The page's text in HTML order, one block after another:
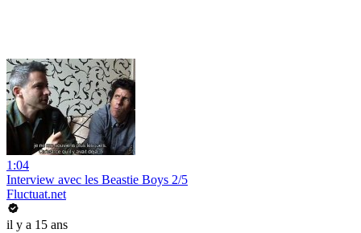
1:04
Interview avec les Beastie Boys 2/5
Fluctuat.net
il y a 15 ans